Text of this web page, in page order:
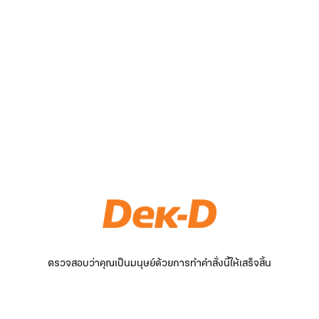
ตรวจสอบว่าคุณเป็นมนุษย์ด้วยการทำคำสั่งนี้ให้เสร็จสิ้น